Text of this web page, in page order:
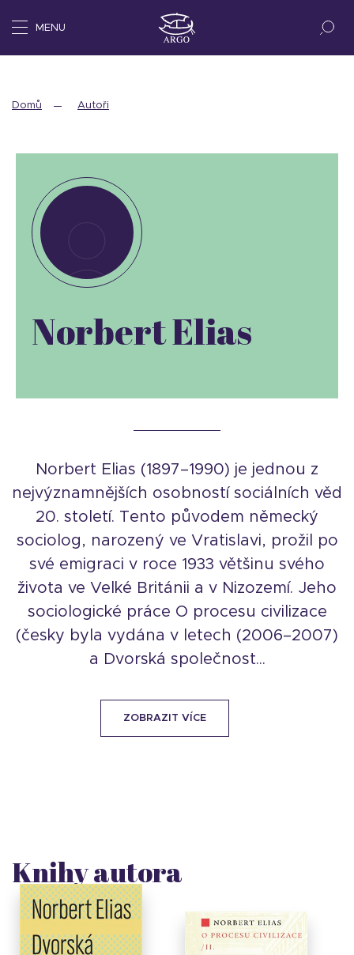
MENU
Domů Autoři
Norbert Elias
Norbert Elias (1897–1990) je jednou z
nejvýznamnějších osobností sociálních věd
20. století. Tento původem německý
sociolog, narozený ve Vratislavi, prožil po
své emigraci v roce 1933 většinu svého
života ve Velké Británii a v Nizozemí. Jeho
sociologické práce O procesu civilizace
(česky byla vydána v letech (2006–2007)
a Dvorská společnost...
ZOBRAZIT VÍCE
Knihy autora